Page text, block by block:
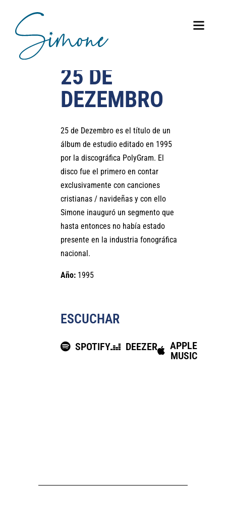
25 DE
DEZEMBRO
25 de Dezembro es el título de un
álbum de estudio editado en 1995
por la discográfica PolyGram. El
disco fue el primero en contar
exclusivamente con canciones
cristianas / navideñas y con ello
Simone inauguró un segmento que
hasta entonces no había estado
presente en la industria fonográfica
nacional.
Año: 1995
ESCUCHAR
SPOTIFY DEEZER
APPLE
MUSIC